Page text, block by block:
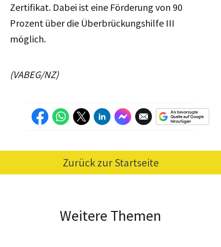
Zertifikat. Dabei ist eine Förderung von 90
Prozent über die Überbrückungshilfe III
möglich.
(VABEG/NZ)
Zurück zur Startseite
Weitere Themen